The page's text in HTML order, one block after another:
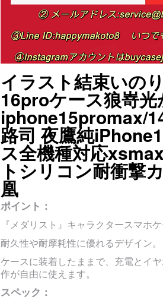
イラスト結束いの
16proケース狼嵜
iphone15promax/
路司 夜鷹純
ス全機種対応
トシリコン耐衝撃
凰
ポイント：
『メダリスト』キャラクタースマホ
耐久性や耐摩耗性に優れるデザイン。
ケースに装着したままで、充電とイ
作が自由に使えます。
スペック：